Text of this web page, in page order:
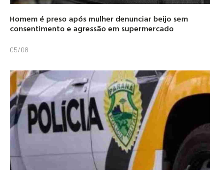
Homem é preso após mulher denunciar beijo sem
consentimento e agressão em supermercado
05/08